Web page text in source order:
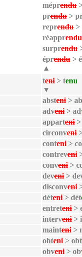
méprendu
prendu >
reprendu >
réapprendu
surprendu
éprendu >
▲
teni > tenu
▼
absteni >
adveni >
apparteni
circonveni
conteni >
contreveni
conveni >
deveni >
disconveni
déteni > dét
entreteni >
interveni >
mainteni >
obteni > obt
obveni >